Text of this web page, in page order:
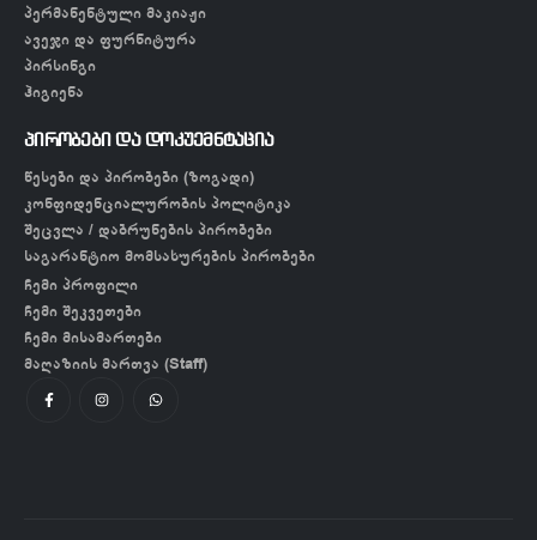
პერმანენტული მაკიაჟი
ავეჯი და ფურნიტურა
პირსინგი
ჰიგიენა
პირობები და დოკუემნტაცია
წესები და პირობები (ზოგადი)
კონფიდენციალურობის პოლიტიკა
შეცვლა / დაბრუნების პირობები
საგარანტიო მომსახურების პირობები
ჩემი პროფილი
ჩემი შეკვეთები
ჩემი მისამართები
მაღაზიის მართვა (Staff)